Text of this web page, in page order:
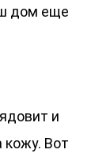
дом еще
и
Вот